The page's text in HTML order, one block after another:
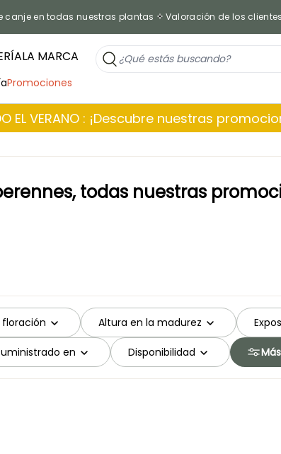
canje en todas nuestras plantas Valoración de los
LA MARCA
Promociones
EL VERANO : ¡Descubre nuestras
todas nuestras
floración Altura en la madurez
en Disponibilidad